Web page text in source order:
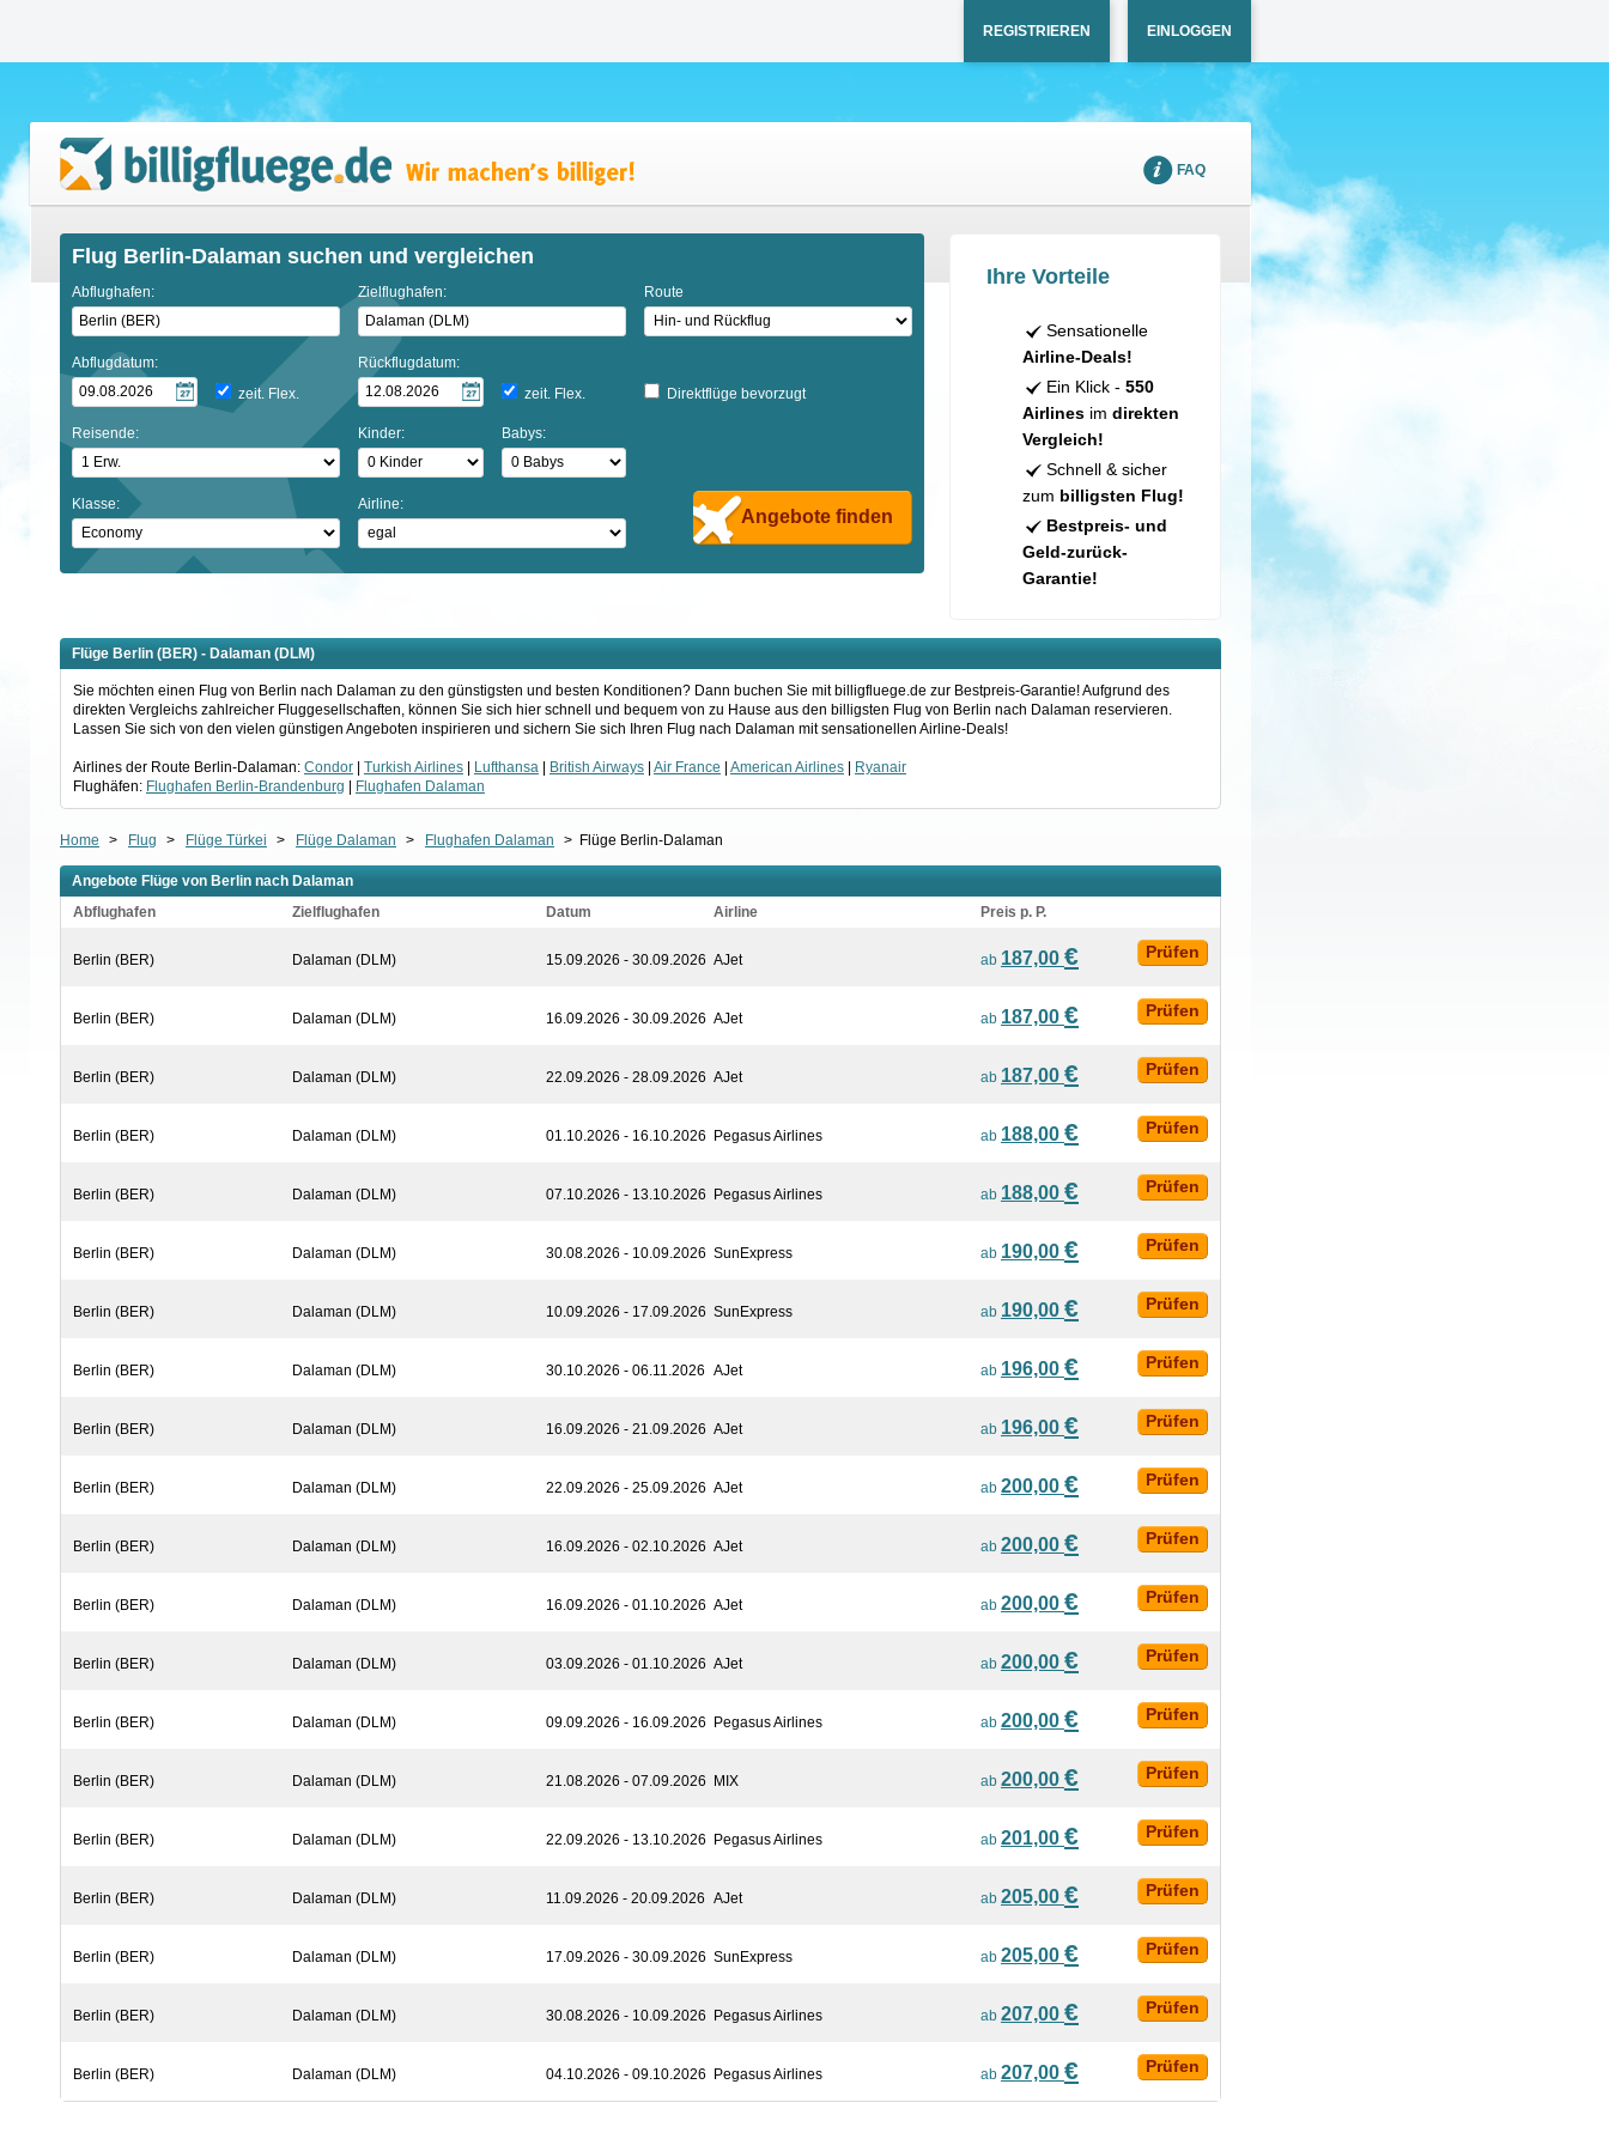
REGISTRIEREN EINLOGGEN
FAQ
Flug Berlin-Dalaman suchen und vergleichen
Abflughafen: Zielflughafen: Route
Abflugdatum:
zeit. Flex.
Rückflugdatum:
zeit. Flex.
Direktflüge bevorzugt
Reisende: Kinder: Babys:
Klasse: Airline:
Angebote finden
Ihre Vorteile
Sensationelle
Airline-Deals!
Ein Klick - 550
Airlinesim direkten
Vergleich!
Schnell & sicher
zum billigsten Flug!
Bestpreis- und
Geld-zurück-
Garantie!
Flüge Berlin (BER) - Dalaman (DLM)
Sie möchten einen Flug von Berlin nach Dalaman zu den günstigsten und besten Konditionen? Dann buchen Sie mit billigfluege.de zur Bestpreis-Garantie! Aufgrund des
direkten Vergleichs zahlreicher Fluggesellschaften, können Sie sich hier schnell und bequem von zu Hause aus den billigsten Flug von Berlin nach Dalaman reservieren.
Lassen Sie sich von den vielen günstigen Angeboten inspirieren und sichern Sie sich Ihren Flug nach Dalaman mit sensationellen Airline-Deals!
Airlines der Route Berlin-Dalaman: Condor| Turkish Airlines| Lufthansa| British Airways| Air France American Airlines|
Ryanair
Flughäfen: Flughafen Berlin-Brandenburg Flughafen Dalaman
Home > Flug > Flüge Türkei > Flüge Dalaman > Flughafen Dalaman > Flüge Berlin-Dalaman
Angebote Flüge von Berlin nach Dalaman
Abflughafen
Zielflughafen Datum Airline Preis p. P.
Berlin (BER) Dalaman (DLM) 15.09.2026 - 30.09.2026 AJet ab 187,00 € Prüfen
Berlin (BER) Dalaman (DLM) 16.09.2026 - 30.09.2026 AJet ab 187,00 € Prüfen
Berlin (BER) Dalaman (DLM) 22.09.2026 - 28.09.2026 AJet ab 187,00 € Prüfen
Berlin (BER) Dalaman (DLM) 01.10.2026 - 16.10.2026 Pegasus Airlines ab 188,00 € Prüfen
Berlin (BER) Dalaman (DLM) 07.10.2026 - 13.10.2026 Pegasus Airlines ab 188,00 € Prüfen
Berlin (BER) Dalaman (DLM) 30.08.2026 - 10.09.2026 SunExpress ab 190,00 € Prüfen
Berlin (BER) Dalaman (DLM) 10.09.2026 - 17.09.2026 SunExpress ab 190,00 € Prüfen
Berlin (BER) Dalaman (DLM) 30.10.2026 - 06.11.2026 AJet ab 196,00 € Prüfen
Berlin (BER) Dalaman (DLM) 16.09.2026 - 21.09.2026 AJet ab 196,00 € Prüfen
Berlin (BER) Dalaman (DLM) 22.09.2026 - 25.09.2026 AJet ab 200,00 € Prüfen
Berlin (BER) Dalaman (DLM) 16.09.2026 - 02.10.2026 AJet ab 200,00 € Prüfen
Berlin (BER) Dalaman (DLM) 16.09.2026 - 01.10.2026 AJet ab 200,00 € Prüfen
Berlin (BER) Dalaman (DLM) 03.09.2026 - 01.10.2026 AJet ab 200,00 € Prüfen
Berlin (BER) Dalaman (DLM) 09.09.2026 - 16.09.2026 Pegasus Airlines ab 200,00 € Prüfen
Berlin (BER) Dalaman (DLM) 21.08.2026 - 07.09.2026 MIX ab 200,00 € Prüfen
Berlin (BER) Dalaman (DLM) 22.09.2026 - 13.10.2026 Pegasus Airlines ab 201,00 € Prüfen
Berlin (BER) Dalaman (DLM) 11.09.2026 - 20.09.2026 AJet ab 205,00 € Prüfen
Berlin (BER) Dalaman (DLM) 17.09.2026 - 30.09.2026 SunExpress ab 205,00 € Prüfen
Berlin (BER) Dalaman (DLM) 30.08.2026 - 10.09.2026 Pegasus Airlines ab 207,00 € Prüfen
Berlin (BER) Dalaman (DLM) 04.10.2026 - 09.10.2026 Pegasus Airlines ab 207,00 € Prüfen